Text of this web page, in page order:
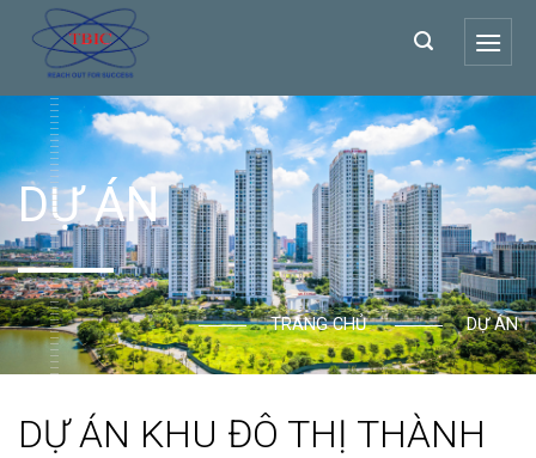
Chuyển
dung
DỰ ÁN
TRANG CHỦ DỰ ÁN
DỰ ÁN KHU ĐÔ THỊ THÀNH